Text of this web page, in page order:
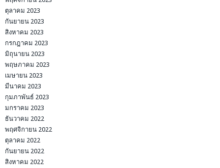
ตุลาคม 2023
กันยายน 2023
สิงหาคม 2023
กรกฎาคม 2023
มิถุนายน 2023
พฤษภาคม 2023
เมษายน 2023
มีนาคม 2023
กุมภาพันธ์ 2023
มกราคม 2023
ธันวาคม 2022
พฤศจิกายน 2022
ตุลาคม 2022
กันยายน 2022
สิงหาคม 2022